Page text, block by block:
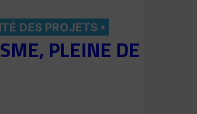
DES PROJETS
PLEINE DE